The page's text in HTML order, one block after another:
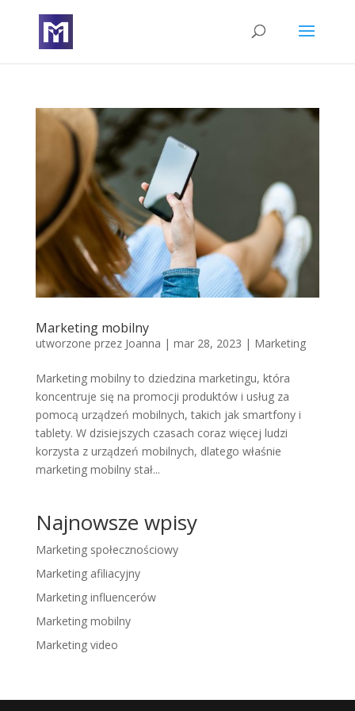
Marketing mobilny
utworzone przez Joanna | mar 28, 2023 | Marketing
Marketing mobilny to dziedzina marketingu, która
koncentruje się na promocji produktów i usług za
pomocą urządzeń mobilnych, takich jak smartfony i
tablety. W dzisiejszych czasach coraz więcej ludzi
korzysta z urządzeń mobilnych, dlatego właśnie
marketing mobilny stał...
Najnowsze wpisy
Marketing społecznościowy
Marketing afiliacyjny
Marketing influencerów
Marketing mobilny
Marketing video